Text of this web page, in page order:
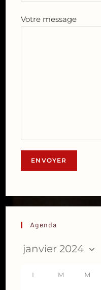
Votre message
Agenda
L M M